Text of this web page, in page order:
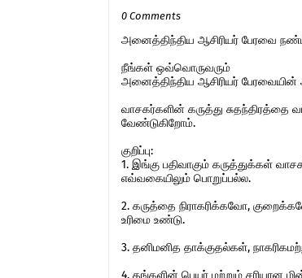
0 Comments
அனைத்திந்திய ஆசிரியர் பேரவை
நீங்கள் ஒவ்வொருவரும்
அனைத்திந்திய ஆசிரியர்
வாசகர்களின் கருத்து
வேண்டுகிறோம்.
குறிப்பு:
1. இங்கு பதிவாகும் கருத்துக்கள்
எவ்வகையிலும் பொறுப்பல்ல.
2. கருத்தை நிராகரிக்கவோ,
உரிமை உண்டு.
3. தனிமனித தாக்குதல்கள்,
4. தங்களின் பெயர் மற்றும் சரியான